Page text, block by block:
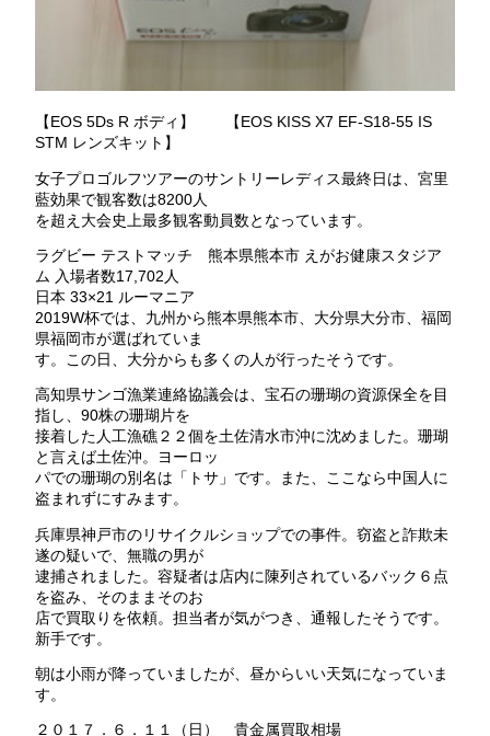
【EOS 5Ds R ボディ】 【EOS KISS X7 EF-S18-55 IS
STM レンズキット】
女子プロゴルフツアーのサントリーレディス最終日は、宮里
藍効果で観客数は8200人
を超え大会史上最多観客動員数となっています。
ラグビー テストマッチ 熊本県熊本市 えがお健康スタジア
ム 入場者数17,702人
日本 33×21 ルーマニア
2019W杯では、九州から熊本県熊本市、大分県大分市、福岡
県福岡市が選ばれていま
す。この日、大分からも多くの人が行ったそうです。
高知県サンゴ漁業連絡協議会は、宝石の珊瑚の資源保全を目
指し、90株の珊瑚片を
接着した人工漁礁２２個を土佐清水市沖に沈めました。珊瑚
と言えば土佐沖。ヨーロッ
パでの珊瑚の別名は「トサ」です。また、ここなら中国人に
盗まれずにすみます。
兵庫県神戸市のリサイクルショップでの事件。窃盗と詐欺未
遂の疑いで、無職の男が
逮捕されました。容疑者は店内に陳列されているバック６点
を盗み、そのままそのお
店で買取りを依頼。担当者が気がつき、通報したそうです。
新手です。
朝は小雨が降っていましたが、昼からいい天気になっていま
す。
２０１７．６．１１（日） 貴金属買取相場